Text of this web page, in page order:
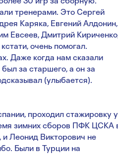
тренерами. Это Сергей
Каряка, Евгений Алдонин,
Евсеев, Дмитрий
очень помогал.
Даже когда нам сказали
за старшего, а он за
(улыбается).
проходил стажировку у
зимних сборов ПФК ЦСКА
Леонид Викторович не
Были в Турции на